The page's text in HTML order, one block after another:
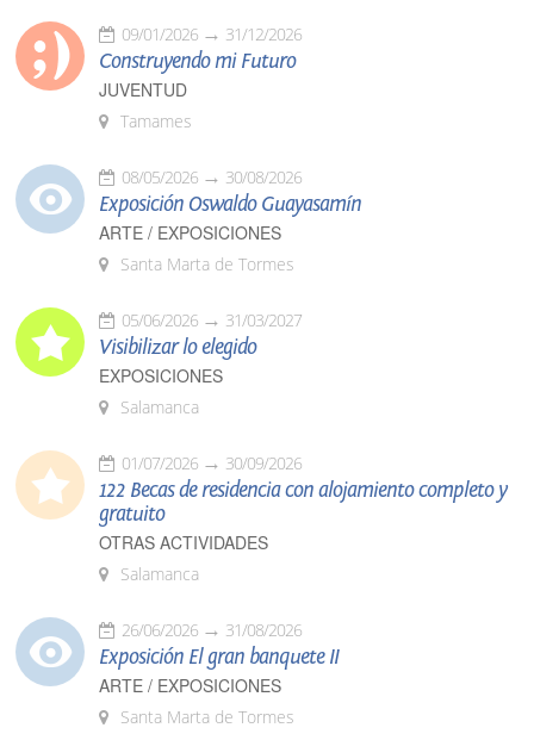
09/01/2026 31/12/2026
Construyendo mi Futuro
JUVENTUD
Tamames
08/05/2026 30/08/2026
Exposición Oswaldo Guayasamín
ARTE / EXPOSICIONES
Santa Marta de Tormes
05/06/2026 31/03/2027
Visibilizar lo elegido
EXPOSICIONES
Salamanca
01/07/2026 30/09/2026
122 Becas de residencia con alojamiento completo y
gratuito
OTRAS ACTIVIDADES
Salamanca
26/06/2026 31/08/2026
Exposición El gran banquete II
ARTE / EXPOSICIONES
Santa Marta de Tormes